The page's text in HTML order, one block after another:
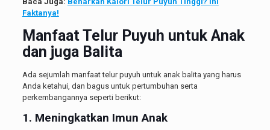
Faktanya!
Manfaat Telur Puyuh untuk Anak
dan juga Balita
Ada sejumlah manfaat telur puyuh untuk anak balita yang harus
Anda ketahui, dan bagus untuk pertumbuhan serta
perkembangannya seperti berikut:
1. Meningkatkan Imun Anak